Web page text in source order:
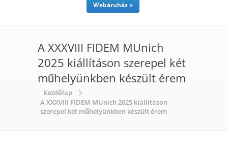
Webáruház »
A XXXVIII FIDEM MUnich
2025 kiállításon szerepel két
műhelyünkben készült érem
Kezdőlap
A XXXVIII FIDEM MUnich 2025 kiállításon
szerepel két műhelyünkben készült érem